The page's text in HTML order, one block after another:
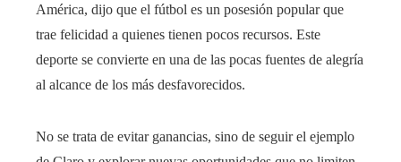
América, dijo que el fútbol es un posesión popular que
trae felicidad a quienes tienen pocos recursos. Este
deporte se convierte en una de las pocas fuentes de alegría
al alcance de los más desfavorecidos.
No se trata de evitar ganancias, sino de seguir el ejemplo